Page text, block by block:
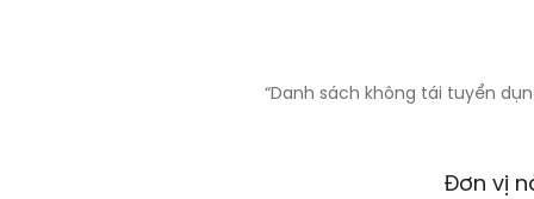
“Danh sách không tái tuyển
Đơn vị